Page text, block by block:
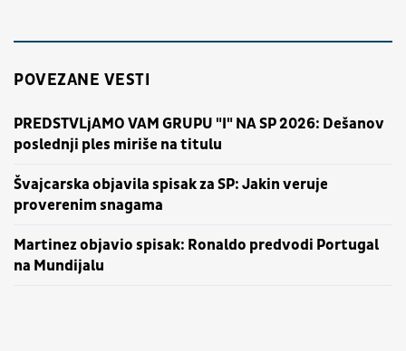
POVEZANE VESTI
PREDSTVLjAMO VAM GRUPU "I" NA SP 2026: Dešanov
poslednji ples miriše na titulu
Švajcarska objavila spisak za SP: Jakin veruje
proverenim snagama
Martinez objavio spisak: Ronaldo predvodi Portugal
na Mundijalu